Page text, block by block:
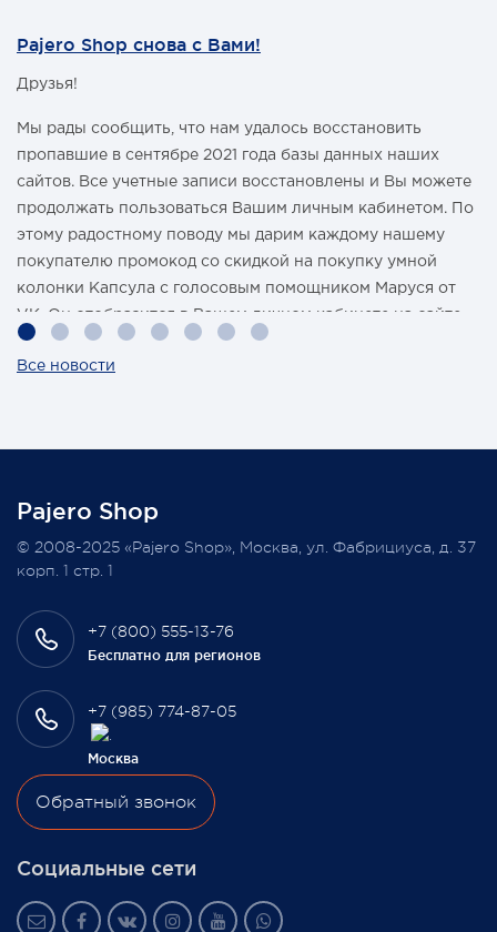
Pajero Shop снова с Вами!
Друзья!
Мы рады сообщить, что нам удалось восстановить
пропавшие в сентябре 2021 года базы данных наших
сайтов. Все учетные записи восстановлены и Вы можете
продолжать пользоваться Вашим личным кабинетом. По
этому радостному поводу мы дарим каждому нашему
покупателю промокод со скидкой на покупку умной
колонки Капсула с голосовым помощником Маруся от
VK. Он отобразится в Вашем личном кабинете на сайте
магазина Pajero Shop 14 февраля.
Всегда Ваш, Pajero Shop
3 февраля 2022
Все новости
Pajero Shop
+7 (800) 555-13-76
Бесплатно для регионов
+7 (985) 774-87-05
Москва
Обратный звонок
Социальные сети
© 2008-2025 «Pajero Shop», Москва, ул. Фабрициуса, д. 37
корп. 1 стр. 1